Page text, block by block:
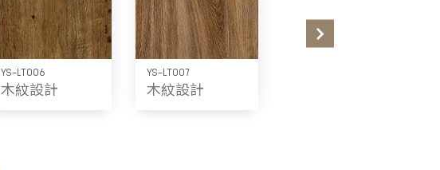
YS-LT006
木紋設計
YS-LT007
木紋設計